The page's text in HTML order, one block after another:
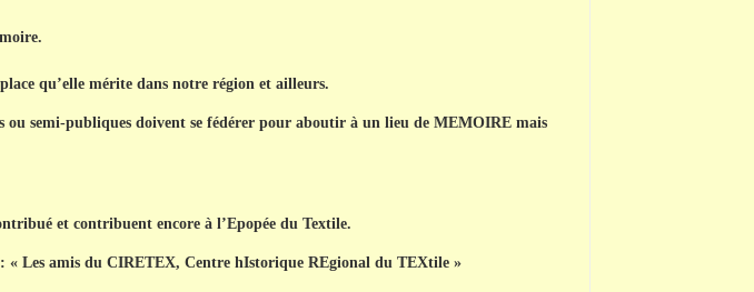
qu’elle mérite dans notre région et ailleurs.
ou semi-publiques doivent se fédérer pour aboutir à un lieu de MEMOIRE mais
et contribuent encore à l’Epopée du Textile.
« Les amis du CIRETEX, Centre hIstorique REgional du TEXtile »